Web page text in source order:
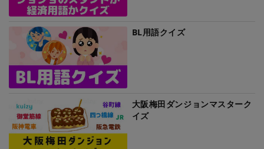
BL用語クイズ
大阪梅田ダンジョンマスターク
イズ